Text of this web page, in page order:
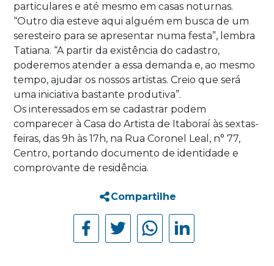
particulares e até mesmo em casas noturnas.
“Outro dia esteve aqui alguém em busca de um
seresteiro para se apresentar numa festa”, lembra
Tatiana. “A partir da existência do cadastro,
poderemos atender a essa demanda e, ao mesmo
tempo, ajudar os nossos artistas. Creio que será
uma iniciativa bastante produtiva”.
Os interessados em se cadastrar podem
comparecer à Casa do Artista de Itaboraí às sextas-
feiras, das 9h às 17h, na Rua Coronel Leal, n° 77,
Centro, portando documento de identidade e
comprovante de residência.
Compartilhe